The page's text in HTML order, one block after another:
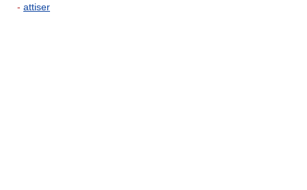
- attiser